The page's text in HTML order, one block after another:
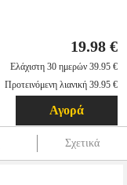
19.98 €
Ελάχιστη 30 ημερών 39.95 €
Προτεινόμενη λιανική 39.95 €
Αγορά
Σχετικά